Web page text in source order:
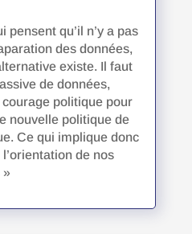
pensent qu’il n’y a pas
des données,
existe. Il faut
de données,
politique pour
nouvelle politique de
Ce qui implique donc
de nos
»